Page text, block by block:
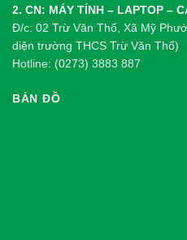
2. CN: MÁY TÍNH – LAPTOP –
Đ/c: 02 Trừ Văn Thố, Xã Mỹ
diện trường THCS Trừ Văn Thố)
Hotline: (0273) 3883 887
BẢN ĐỒ